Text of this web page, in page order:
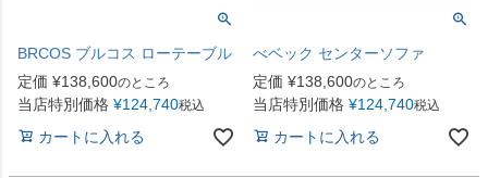
BRCOS ブルコス ローテーブル
定価 ¥138,600のところ
当店特別価格 ¥124,740税込
カートに入れる
べベック センターソファ
定価 ¥138,600のところ
当店特別価格 ¥124,740税込
カートに入れる